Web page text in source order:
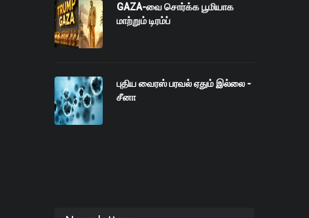
GAZA-வை சொர்க்க பூமியாக
மாற்றும் டிரம்ப்
புதிய வைரஸ் பரவல் ஏதும் இல்லை -
சீனா